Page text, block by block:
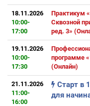
18.11.2026
10:00-
17:00
Практикум
Сквозной
ред. 3»
19.11.2026
10:00-
17:30
программе
(Онлайн)
21.11.2026
11:00-
16:00
Старт в
для